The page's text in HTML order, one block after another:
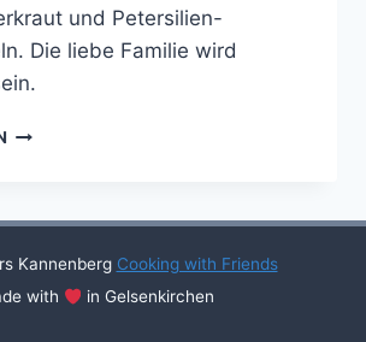
und Petersilien-
Die liebe Familie wird
PETERSILIENSCHUPFNUDELN
FEINEM
SAUERKRAUT
Kannenberg Cooking with Friends
with
in Gelsenkirchen